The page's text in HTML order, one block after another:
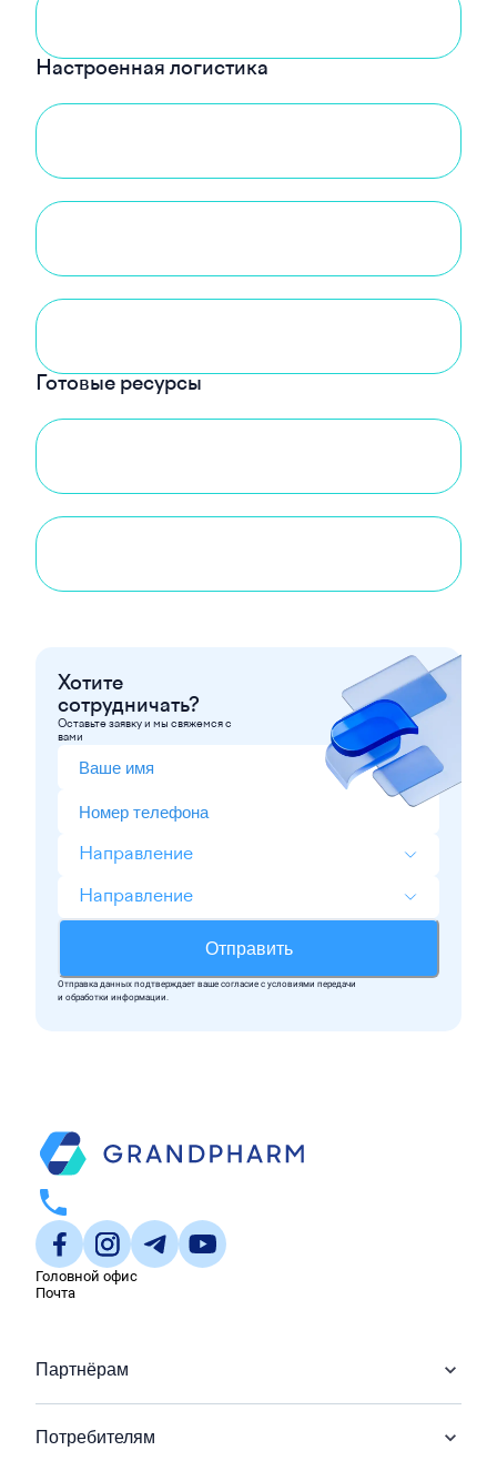
Настроенная логистика
Готовые ресурсы
Хотите
сотрудничать?
Оставьте заявку и мы свяжемся с
вами
Направление
Направление
Отправить
Отправка данных подтверждает ваше согласие c условиями передачи
и обработки информации.
Головной офис
Почта
Партнёрам
Потребителям